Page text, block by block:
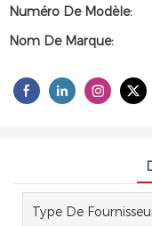
Numéro De Modèle:
Nom De Marque:
Type De